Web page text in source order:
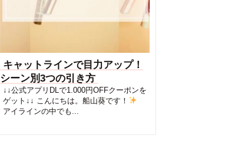
キャットラインで目力アップ！
シーン別3つの引き方
↓↓公式アプリDLで1.000円OFFクーポンを
ゲット↓↓ こんにちは。船山葵です！
アイラインの中でも...